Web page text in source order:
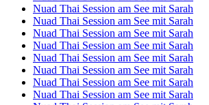
Nuad Thai Session am See mit Sarah
Nuad Thai Session am See mit Sarah
Nuad Thai Session am See mit Sarah
Nuad Thai Session am See mit Sarah
Nuad Thai Session am See mit Sarah
Nuad Thai Session am See mit Sarah
Nuad Thai Session am See mit Sarah
Nuad Thai Session am See mit Sarah